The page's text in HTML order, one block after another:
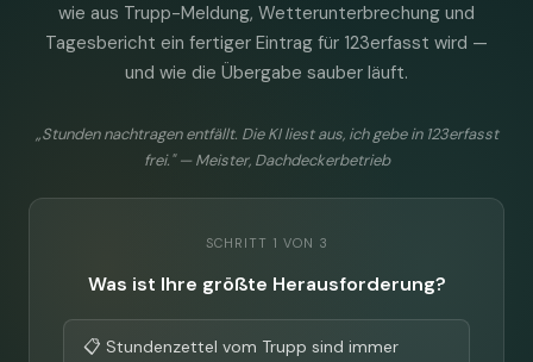
wie aus Trupp-Meldung, Wetterunterbrechung und
Tagesbericht ein fertiger Eintrag für 123erfasst wird —
und wie die Übergabe sauber läuft.
„Stunden nachtragen entfällt. Die KI liest aus, ich gebe in 123erfasst
frei." — Meister, Dachdeckerbetrieb
SCHRITT 1 VON 3
Was ist Ihre größte Herausforderung?
📋 Stundenzettel vom Trupp sind immer